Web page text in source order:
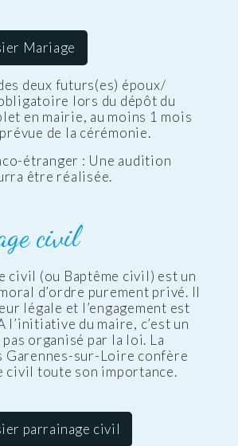
Mariage
deux futurs(es) époux/
lors du dépôt du
en mairie, au moins 1 mois
de la cérémonie.
étranger : Une audition
être réalisée.
civil
civil (ou Baptême civil) est un
d’ordre purement privé. Il
légale et l’engagement est
l’initiative du maire, c’est un
pas organisé par la loi. La
Garennes-sur-Loire confère
civil toute son importance.
parrainage civil